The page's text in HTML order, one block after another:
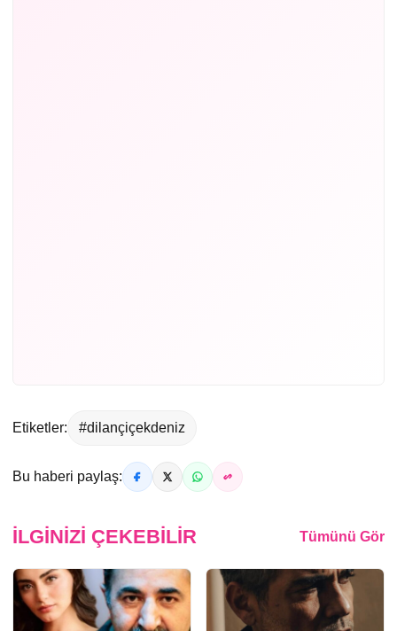
Etiketler: #dilançiçekdeniz
Bu haberi paylaş:
İLGINIZI ÇEKEBILIR Tümünü Gör